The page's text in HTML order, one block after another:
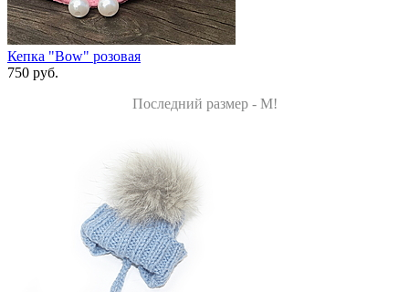
Кепка "Bow" розовая
750 руб.
Последний размер - M!